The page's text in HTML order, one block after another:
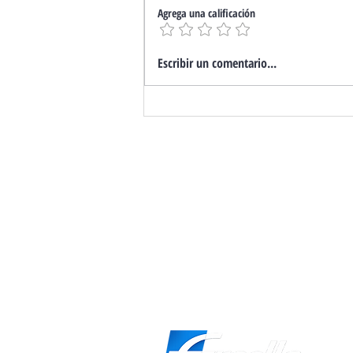
Marcado CE. ¿Qué hacer si
tu Puerta no lo Tiene?
Agrega una calificación
Escribir un comentario...